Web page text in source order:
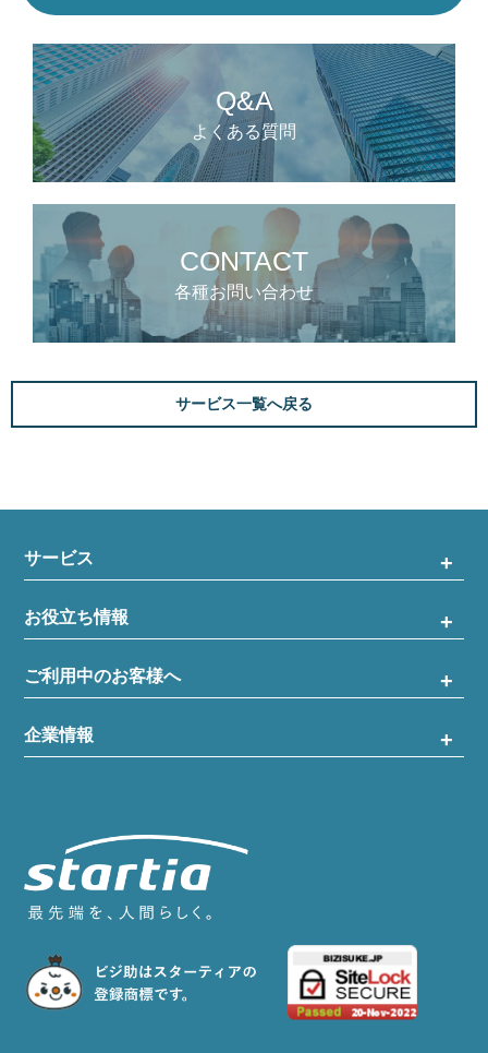
Q&A
よくある質問
CONTACT
各種お問い合わせ
サービス一覧へ戻る
サービス
お役立ち情報
ご利用中のお客様へ
企業情報